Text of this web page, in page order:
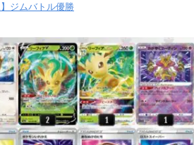
ジムバトル優勝